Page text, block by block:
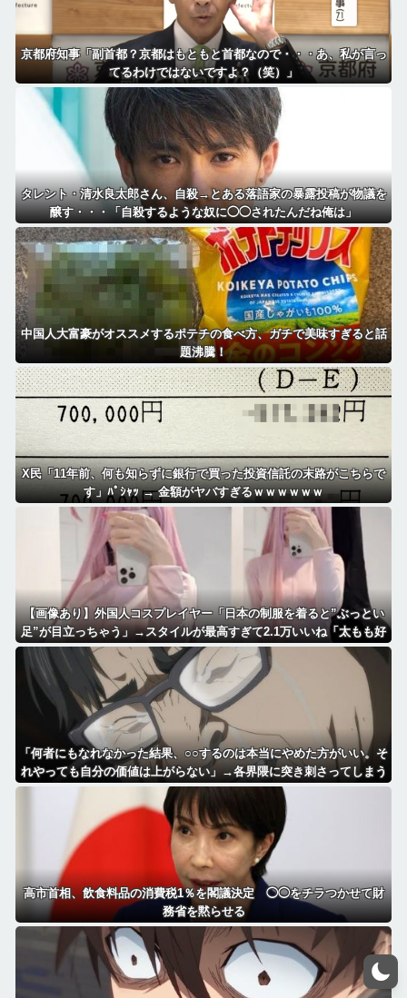
京都府知事「副首都？京都はもともと首都なので・・・あ、私が言っ
てるわけではないですよ？（笑）」
タレント・清水良太郎さん、自殺→とある落語家の暴露投稿が物議を
醸す・・・「自殺するような奴に◯◯されたんだね俺は」
中国人大富豪がオススメするポテチの食べ方、ガチで美味すぎると話
題沸騰！
X民「11年前、何も知らずに銀行で買った投資信託の末路がこちらで
す」ﾊﾟｼｬｯ → 金額がヤバすぎるｗｗｗｗｗｗ
【画像あり】外国人コスプレイヤー「日本の制服を着ると”ぶっとい
足”が目立っちゃう」→スタイルが最高すぎて2.1万いいね「太もも好
きにはたまらん」「いいべ」
「何者にもなれなかった結果、○○するのは本当にやめた方がいい。そ
れやっても自分の価値は上がらない」→各界隈に突き刺さってしまう
高市首相、飲食料品の消費税1％を閣議決定 ◯◯をチラつかせて財
務省を黙らせる